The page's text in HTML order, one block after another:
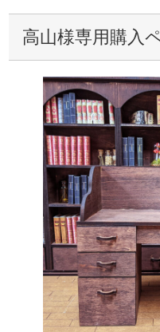
高山様専用購入